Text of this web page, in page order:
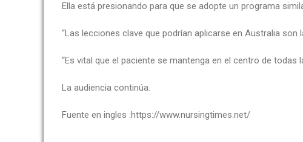
Ella está presionando para que se adopte un programa
“Las lecciones clave que podrían aplicarse en Australia
“Es vital que el paciente se mantenga en el centro de todas
La audiencia continúa.
Fuente en ingles :https://www.nursingtimes.net/